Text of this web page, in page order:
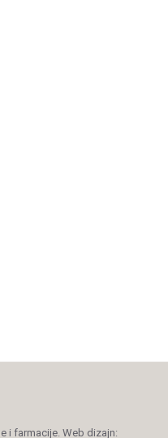
i farmacije. Web dizajn: